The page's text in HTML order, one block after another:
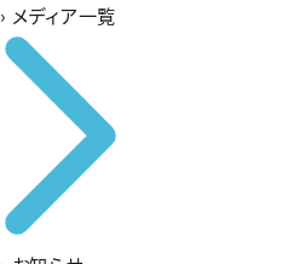
› メディア一覧